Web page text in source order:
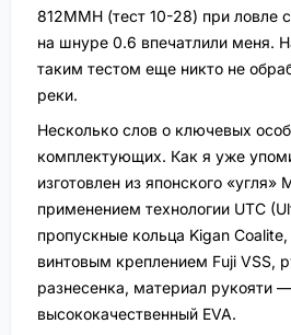
812MMH (тест 10-28) при ловле
на шнуре 0.6 впечатлили меня.
таким тестом еще никто не
реки.
Несколько слов о ключевых
комплектующих. Как я уже
изготовлен из японского «угля»
применением технологии UTC
пропускные кольца Kigan
винтовым креплением Fuji VSS,
разнесенка, материал рукояти —
высококачественный EVA.